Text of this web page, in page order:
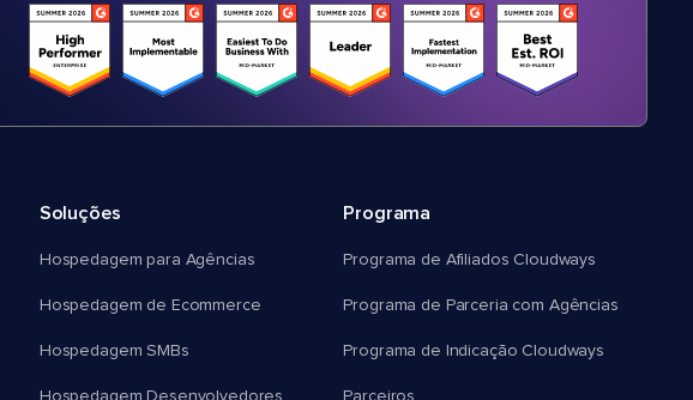
Soluções
Hospedagem para Agências
Hospedagem de Ecommerce
Hospedagem SMBs
Programa
Programa de Afiliados Cloudways
Programa de Parceria com Agências
Programa de Indicação Cloudways